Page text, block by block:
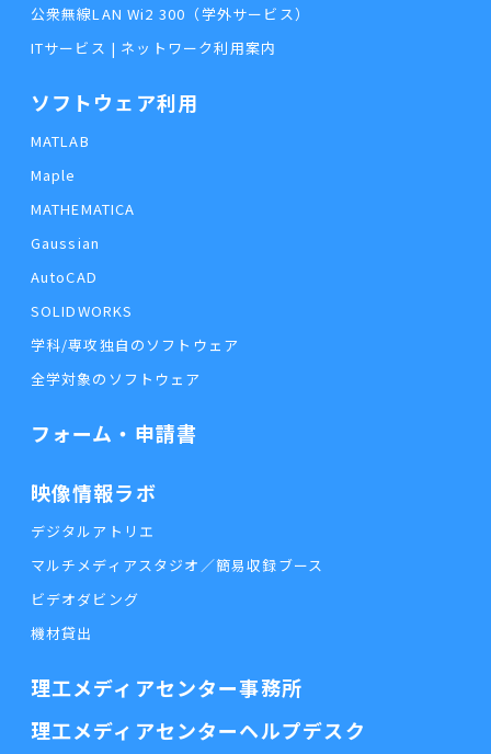
公衆無線LAN Wi2 300（学外サービス）
ITサービス | ネットワーク利用案内
ソフトウェア利用
MATLAB
Maple
MATHEMATICA
Gaussian
AutoCAD
SOLIDWORKS
学科/専攻独自のソフトウェア
全学対象のソフトウェア
フォーム・申請書
映像情報ラボ
デジタルアトリエ
マルチメディアスタジオ／簡易収録ブース
ビデオダビング
機材貸出
理工メディアセンター事務所
理工メディアセンターヘルプデスク